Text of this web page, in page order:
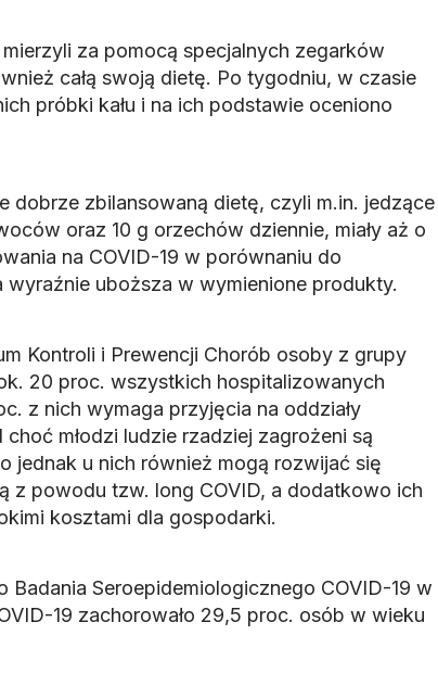
za pomocą specjalnych zegarków
całą swoją dietę. Po tygodniu, w czasie
próbki kału i na ich podstawie oceniono
dobrze zbilansowaną dietę, czyli m.in. jedzące
oraz 10 g orzechów dziennie, miały aż o
na COVID-19 w porównaniu do
wyraźnie uboższa w wymienione produkty.
Kontroli i Prewencji Chorób osoby z grupy
20 proc. wszystkich hospitalizowanych
z nich wymaga przyjęcia na oddziały
młodzi ludzie rzadziej zagrożeni są
jednak u nich również mogą rozwijać się
z powodu tzw. long COVID, a dodatkowo ich
kosztami dla gospodarki.
Badania Seroepidemiologicznego COVID-19 w
19 zachorowało 29,5 proc. osób w wieku